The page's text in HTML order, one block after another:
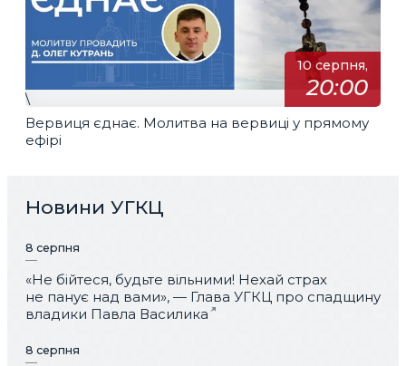
10 серпня,
20:00
\
Вервиця єднає. Молитва на вервиці у прямому
ефірі
Новини УГКЦ
8 серпня
«Не бійтеся, будьте вільними! Нехай страх
не панує над вами», — Глава УГКЦ про спадщину
владики Павла Василика
8 серпня